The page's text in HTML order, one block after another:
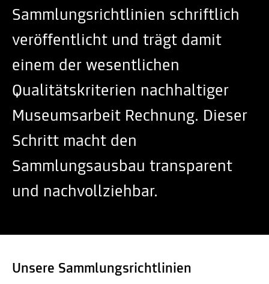
Sammlungsrichtlinien schriftlich
veröffentlicht und trägt damit
einem der wesentlichen
Qualitätskriterien nachhaltiger
Museumsarbeit Rechnung. Dieser
Schritt macht den
Sammlungsausbau transparent
und nachvollziehbar.
Unsere Sammlungsrichtlinien